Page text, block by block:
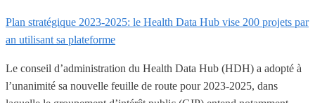
Plan stratégique 2023-2025: le Health Data Hub vise 200 projets par
an utilisant sa plateforme
Le conseil d’administration du Health Data Hub (HDH) a adopté à
l’unanimité sa nouvelle feuille de route pour 2023-2025, dans